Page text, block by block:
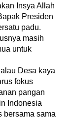
Insya Allah
Presiden
padu.
masih
untuk
Desa kaya
fokus
pangan
Indonesia
bersama sama